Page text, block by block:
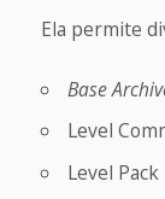
Ela permite
Base
Level
Level Pack